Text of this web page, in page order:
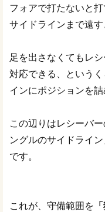
フォアで打たないと
サイドラインまで遠す
足を出さなくてもレ
対応できる、という
インにポジションを詰
この辺りはレシーバ
ングルのサイドライ
です。
これが、守備範囲を